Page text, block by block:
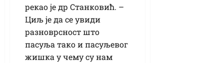
рекао је др Станковић. –
Циљ је да се увиди
разноврсност што
пасуља тако и пасуљевог
жишка у чему су нам